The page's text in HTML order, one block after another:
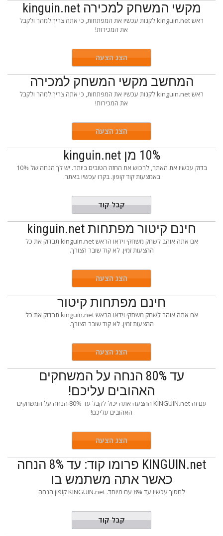
מקשי המשחק למכירה kinguin.net
ראש kinguin.net לקנות עכשיו את המפתחות, כי אתה צריך.למהר ולקבל
את המכירות!
הצג הצעה
המחשב מקשי המשחק למכירה
ראש kinguin.net לקנות עכשיו את המפתחות, כי אתה צריך.למהר ולקבל
את המכירות!
הצג הצעה
10% מן kinguin.net
בדוק עכשיו את האתר, לרכוש את החזה הטובים ביותר. יש לך הנחה של 10%
באמצעות קוד קופון. בקרו עכשיו באתר.
ACT10Nקבל קוד
חינם קיטור מפתחות kinguin.net
אם אתה אוהב לשחק משחקי וידאו הראש kinguin.net תבדוק את כל
ההצעות זמין. לא קוד שובר הצורך.
הצג הצעה
חינם מפתחות קיטור
אם אתה אוהב לשחק משחקי וידאו הראש kinguin.net תבדוק את כל
ההצעות זמין. לא קוד שובר הצורך.
הצג הצעה
עד 80% הנחה על המשחקים
האהובים עליכם!
עם זה KINGUIN.net ההצעה אתה יכול לקבל עד 80% הנחה על המשחקים
האהובים עליכם!
הצג הצעה
KINGUIN.net פרומו קוד: עד 8% הנחה
כאשר אתה משתמש בו
לחסוך עכשיו עד 8% עם מיוחד. KINGUIN.net קופון הנחה
EYSHOP3קבל קוד